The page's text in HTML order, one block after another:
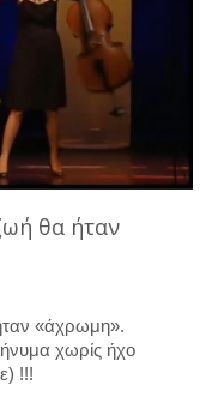
θα ήταν
«άχρωμη».
χωρίς ήχο
!!!